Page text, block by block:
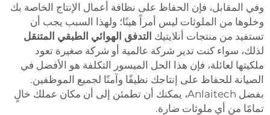
وفي المقابل، فإن الحفاظ على نظافة أعمال الإنتاج الخاصة بك
وخلوها من الملوثات ليس أمراً هينًا؛ ولهذا السبب يجب أن
تستفيد من منتجات أنلايتيك التدفق الهوائي الطبقي المتنقل
لذلك، سواء كنت تدير شركة عالمية أو شركة صغيرة تعود
ملكيتها لعائلة، فإن هذا الحل الميسور التكلفة هو الأفضل في
الصيانة للحفاظ على إنتاجك نظيفًا وآمنًا لجميع الموظفين.
بفضل Anlaitech، يمكنك أن تطمئن إلى أن مكان عملك خالٍ
تمامًا من أي ملوثات ضارة.